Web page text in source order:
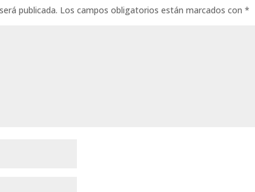
publicada. Los campos obligatorios están marcados con*